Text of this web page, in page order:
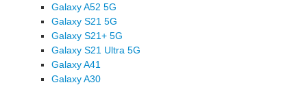
Galaxy A52 5G
Galaxy S21 5G
Galaxy S21+ 5G
Galaxy S21 Ultra 5G
Galaxy A41
Galaxy A30